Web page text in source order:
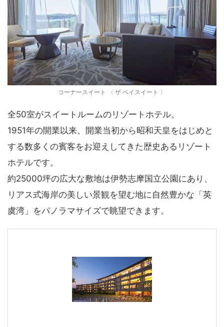
コーナースイート 〈 ザ ベイスイート 〉
全50室がスイートルームのリゾートホテル。
1951年の開業以来、開業当初から昭和天皇をはじめと
する数多くの賓客をお迎えしてきた歴史あるリゾート
ホテルです。
約25000坪の広大な敷地は伊勢志摩国立公園にあり、
リアス式海岸の美しい景観を望む地に自然豊かな「英
虞湾」をパノラマサイズで眺望できます。